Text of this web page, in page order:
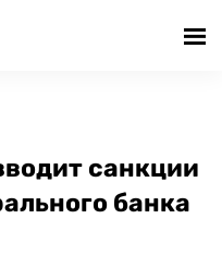
санкции
банка